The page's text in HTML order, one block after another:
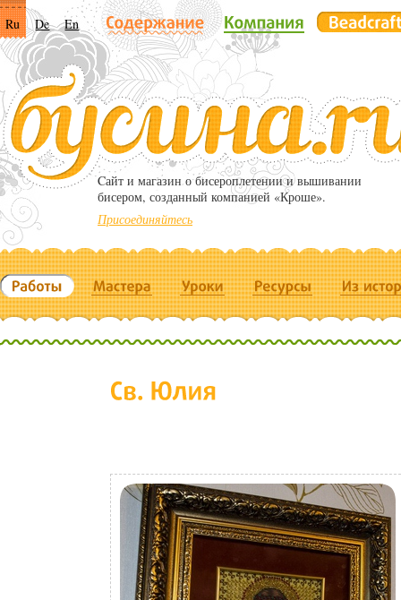
Ru De En
Cайт и магазин о бисероплетении и вышивании
бисером, созданный компанией «Кроше».
Присоединяйтесь